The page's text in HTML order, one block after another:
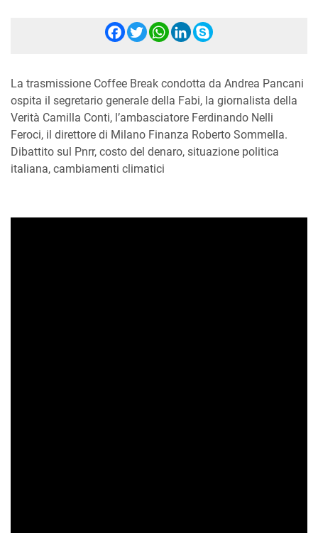
Facebook
Twitter
WhatsApp
LinkedIn
Skype
La trasmissione Coffee Break condotta da Andrea Pancani
ospita il segretario generale della Fabi, la giornalista della
Verità Camilla Conti, l’ambasciatore Ferdinando Nelli
Feroci, il direttore di Milano Finanza Roberto Sommella.
Dibattito sul Pnrr, costo del denaro, situazione politica
italiana, cambiamenti climatici